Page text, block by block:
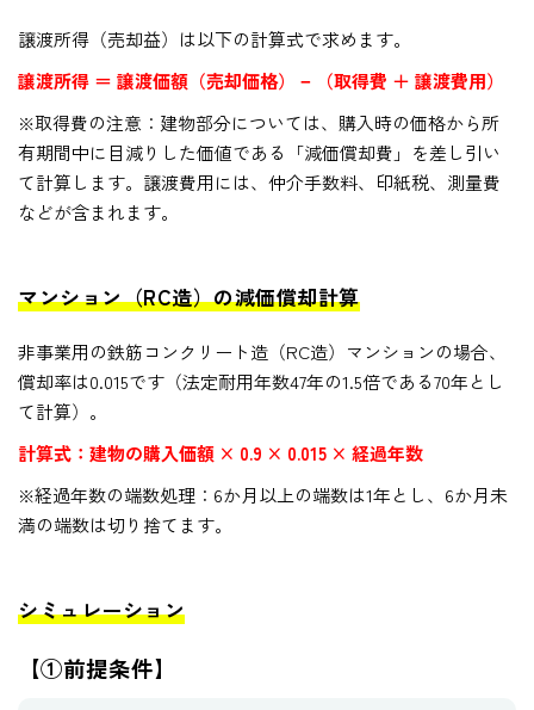
譲渡所得（売却益）は以下の計算式で求めます。
譲渡所得 ＝ 譲渡価額（売却価格） − （取得費 ＋ 譲渡費用）
※取得費の注意：建物部分については、購入時の価格から所
有期間中に目減りした価値である「減価償却費」を差し引い
て計算します。譲渡費用には、仲介手数料、印紙税、測量費
などが含まれます。
マンション（RC造）の減価償却計算
非事業用の鉄筋コンクリート造（RC造）マンションの場合、
償却率は0.015です（法定耐用年数47年の1.5倍である70年とし
て計算）。
計算式：建物の購入価額 × 0.9 × 0.015 × 経過年数
※経過年数の端数処理：6か月以上の端数は1年とし、6か月未
満の端数は切り捨てます。
シミュレーション
【①前提条件】